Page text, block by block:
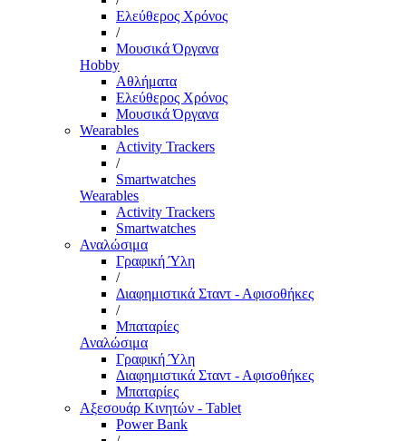
Ελεύθερος Χρόνος
/
Μουσικά Όργανα
Hobby
Αθλήματα
Ελεύθερος Χρόνος
Μουσικά Όργανα
Wearables
Activity Trackers
/
Smartwatches
Wearables
Activity Trackers
Smartwatches
Αναλώσιμα
Γραφική Ύλη
/
Διαφημιστικά Σταντ - Αφισοθήκες
/
Μπαταρίες
Αναλώσιμα
Γραφική Ύλη
Διαφημιστικά Σταντ - Αφισοθήκες
Μπαταρίες
Αξεσουάρ Κινητών - Tablet
Power Bank